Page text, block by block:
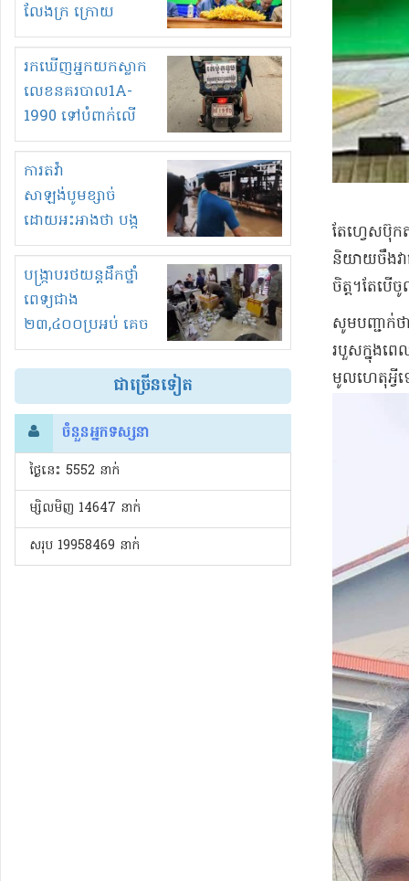
លែងក្រ ក្រោយ
ឆ្នាំ២០៣០
រកឃើញអ្នកយកស្លាក
លេខនគរបាល1A-
1990 ទៅបំពាក់លើ
ម៉ូតូរបស់ខ្លួន ដាកផ្លាក
រត់ឌុបហើយ
ការតវ៉ា
សាឡង់បូមខ្សាច់
ដោយអះអាងថា បង្ក
បាក់ច្រាំងទន្លេ និង
រំខានទាំងយប់ទាំងថ្ងៃ
បង្ក្រាបរថយន្តដឹកថ្នាំ
ពេទ្យជាង
២៣,៤០០ប្រអប់ គេច
ពន្ធនិងអត់ច្បាប់នាំ
ចូល!?
ជាច្រើនទៀត
ចំនួនអ្នកទស្សនា
ថ្ងៃនេះ​ 5552 នាក់
ម្សិលមិញ 14647 នាក់
សរុប 19958469 នាក់
តែហ្វេសប៊ុក
និយាយចឹងវា
ចិត្ត។តែបើ
សូមបញ្ជាក់ថ
របួសក្នុងពេ
មូលហេតុអ្វី